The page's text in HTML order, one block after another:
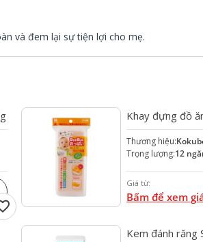
và đem lại sự tiện lợi cho mẹ.
Khay đựng đồ
Kokubo
Thương hiệu:
Trọng lượng:12
Giá từ:
Bấm để xem
Kem đánh răng